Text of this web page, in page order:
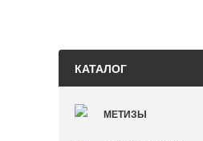
КАТАЛОГ
МЕТИЗЫ